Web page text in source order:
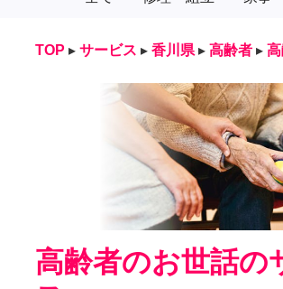
TOP ▸ サービス ▸ 香川県 ▸ 高齢者 ▸
高齢者のお世話の